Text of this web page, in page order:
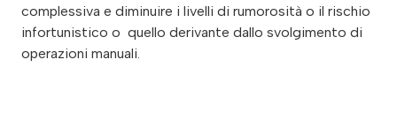
complessiva e diminuire i livelli di rumorosità o il rischio
infortunistico o quello derivante dallo svolgimento di
operazioni manuali.